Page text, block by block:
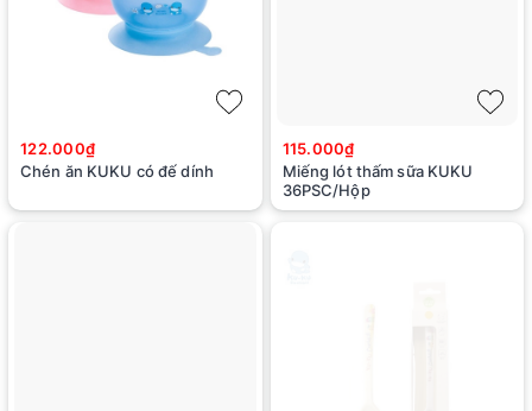
122.000₫
Chén ăn KUKU có đế dính
115.000₫
Miếng lót thấm sữa KUKU
36PSC/Hộp